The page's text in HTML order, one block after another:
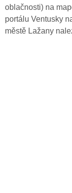
oblačnosti) na
portálu Ventusky
městě Lažany